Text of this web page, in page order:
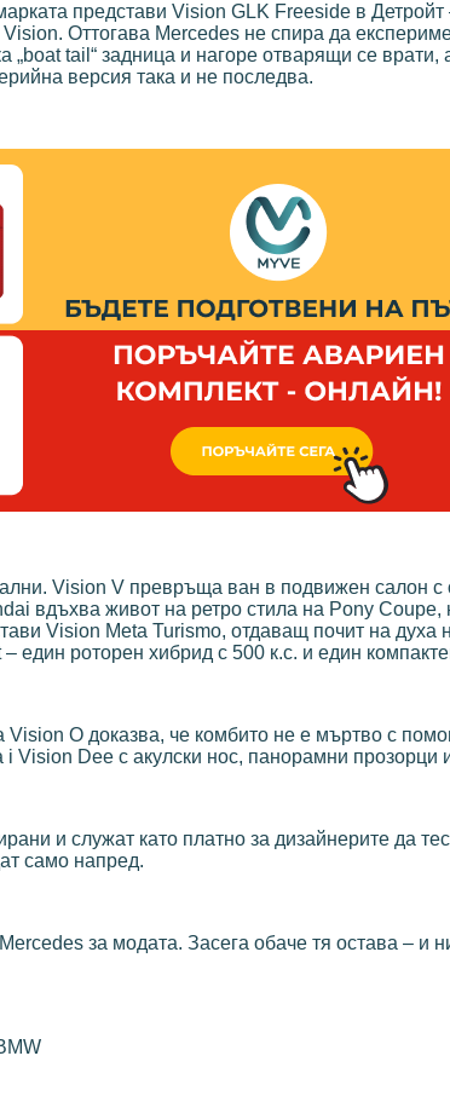
представи Vision GLK Freeside в Детройт
Оттогава Mercedes не спира да
„boat tail“ задница и нагоре отварящи се
версия така и не последва.
Vision V превръща ван в подвижен салон с
вдъхва живот на ретро стила на Pony Coupe,
Vision Meta Turismo, отдаващ почит на духа
роторен хибрид с 500 к.с. и един
O доказва, че комбито не е мъртво с
Vision Dee с акулски нос, панорамни прозорци
и служат като платно за дизайнерите да
само напред.
за модата. Засега обаче тя остава – и